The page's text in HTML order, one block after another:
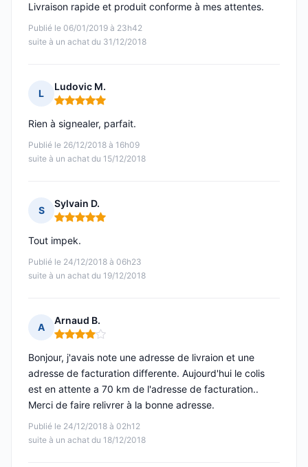
Publié le 06/01/2019 à 23h42
suite à un achat du 31/12/2018
Livraison rapide et produit conforme à mes attentes.
L
Ludovic M.
Note : 5 sur 5
Publié le 26/12/2018 à 16h09
suite à un achat du 15/12/2018
Rien à signealer, parfait.
S
Sylvain D.
Note : 5 sur 5
Publié le 24/12/2018 à 06h23
suite à un achat du 19/12/2018
Tout impek.
A
Arnaud B.
Note : 4 sur 5
Publié le 24/12/2018 à 02h12
suite à un achat du 18/12/2018
Bonjour, j'avais note une adresse de livraion et une
adresse de facturation differente. Aujourd'hui le colis
est en attente a 70 km de l'adresse de facturation..
Merci de faire relivrer à la bonne adresse.